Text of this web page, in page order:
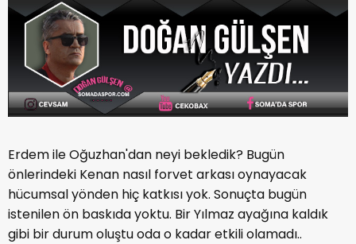
Erdem ile Oğuzhan'dan neyi bekledik? Bugün
önlerindeki Kenan nasıl forvet arkası oynayacak
hücumsal yönden hiç katkısı yok. Sonuçta bugün
istenilen ön baskıda yoktu. Bir Yılmaz ayağına kaldık
gibi bir durum oluştu oda o kadar etkili olamadı..